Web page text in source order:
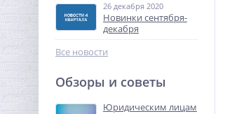
Муфта редукция 1"1/4 x 1"
(ВР) никель UNI-FITT
483,20
26 декабря 2020
Новинки сентября-
декабря
Все новости
Обзоры и советы
Юридическим лицам